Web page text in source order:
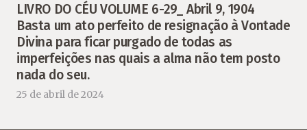
LIVRO DO CÉU VOLUME 6-29_ Abril 9, 1904
Basta um ato perfeito de resignação à Vontade
Divina para ficar purgado de todas as
imperfeições nas quais a alma não tem posto
nada do seu.
25 de abril de 2024